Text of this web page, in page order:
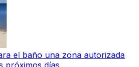
el baño una zona autorizada